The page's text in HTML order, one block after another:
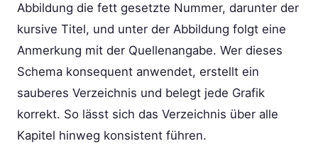
Abbildung die fett gesetzte Nummer, darunter der
kursive Titel, und unter der Abbildung folgt eine
Anmerkung mit der Quellenangabe. Wer dieses
Schema konsequent anwendet, erstellt ein
sauberes Verzeichnis und belegt jede Grafik
korrekt. So lässt sich das Verzeichnis über alle
Kapitel hinweg konsistent führen.